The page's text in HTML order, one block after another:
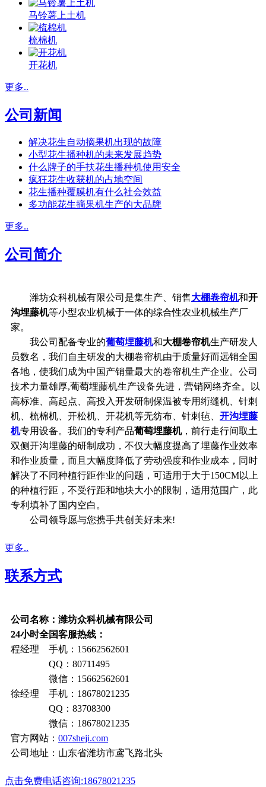
马铃薯上土机
梳棉机
开花机
更多..
公司新闻
解决花生自动摘果机出现的故障
小型花生播种机的未来发展趋势
什么牌子的手扶花生播种机使用安全
疯狂花生收获机的占地空间
花生播种覆膜机有什么社会效益
多功能花生摘果机生产的大品牌
更多..
公司简介
潍坊众科机械有限公司是集生产、销售大棚卷帘机和开
沟埋藤机等小型农业机械于一体的综合性农业机械生产厂
家。
我公司配备专业的葡萄埋藤机和大棚卷帘机生产研发人
员数名，我们自主研发的大棚卷帘机由于质量好而远销全国
各地，使我们成为中国产销量最大的卷帘机生产企业。公司
技术力量雄厚,葡萄埋藤机生产设备先进，营销网络齐全。以
高标准、高起点、高投入开发研制保温被专用绗缝机、针刺
机、梳棉机、开松机、开花机等无纺布、针刺毡、 开沟埋藤
机专用设备。我们的专利产品葡萄埋藤机，前行走行间取土
双侧开沟埋藤的研制成功，不仅大幅度提高了埋藤作业效率
和作业质量，而且大幅度降低了劳动强度和作业成本，同时
解决了不同种植行距作业的问题，可适用于大于150CM以上
的种植行距，不受行距和地块大小的限制，适用范围广，此
专利填补了国内空白。
公司领导愿与您携手共创美好未来!
更多..
联系方式
公司名称：潍坊众科机械有限公司
24小时全国客服热线：
程经理 手机：15662562601
QQ：80711495
微信：15662562601
徐经理 手机：18678021235
QQ：83708300
微信：18678021235
官方网站： 007sheji.com
公司地址：山东省潍坊市鸢飞路北头
点击免费电话咨询:18678021235